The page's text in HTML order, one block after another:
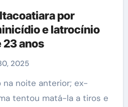
por
e latrocínio
23 anos
2025
tentou matá-la a tiros e